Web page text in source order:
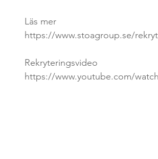
Läs mer
https://www.stoagroup.se/
Rekryteringsvideo
https://www.youtube.com/